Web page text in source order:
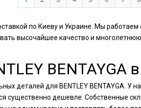
по Киеву и Украине. Мы
высочайшее качество и
BENTAYGA
деталей для BENTLEY BENTAYGA. У
существенно дешевле. Собственные